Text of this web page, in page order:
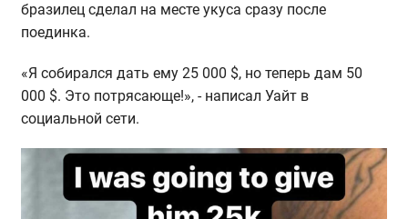
бразилец сделал на месте укуса сразу после
поединка.
«Я собирался дать ему 25 000 $, но теперь дам 50
000 $. Это потрясающе!», - написал Уайт в
социальной сети.